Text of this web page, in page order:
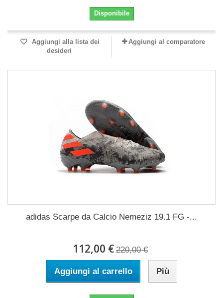
Disponibile
Aggiungi alla lista dei
desideri
Aggiungi al comparatore
adidas Scarpe da Calcio Nemeziz 19.1 FG -...
112,00 € 220,00 €
Aggiungi al carrello Più